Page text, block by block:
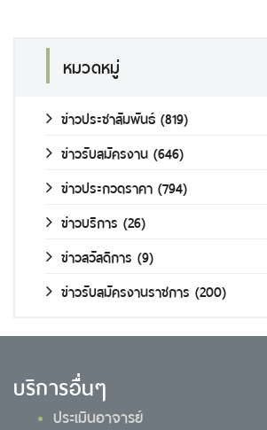
หมวดหมู่
ข่าวประชาสัมพันธ์ (819)
ข่าวรับสมัครงาน (646)
ข่าวประกวดราคา (794)
ข่าวบริการ (26)
ข่าวสวัสดิการ (9)
ข่าวรับสมัครงานราชการ (200)
บริการอื่นๆ
ประเมินอาจารย์